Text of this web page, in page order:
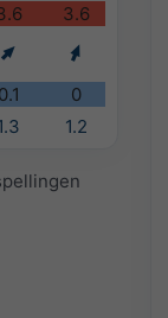
3.6
0
1.2